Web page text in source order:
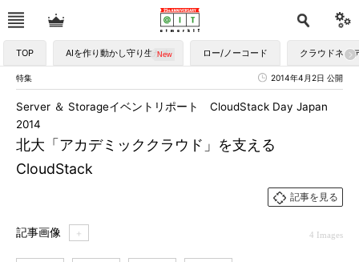
TOP AIを作り動かし守り生かす ロー/ノーコード クラウドネイ
特集 2014年4月2日 公開
北大「アカデミッククラウド」を支える
CloudStack
Server ＆ Storageイベントリポート CloudStack Day Japan
2014
記事を見る
記事画像 ＋ 4 Images